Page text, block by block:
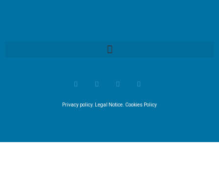
Privacy policy. Legal Notice. Cookies Policy